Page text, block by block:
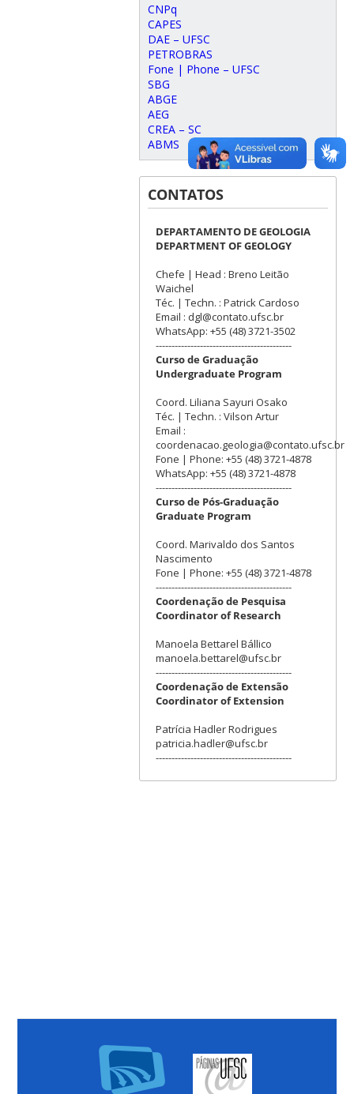
CNPq
CAPES
DAE – UFSC
PETROBRAS
Fone | Phone – UFSC
SBG
ABGE
AEG
CREA – SC
ABMS
CONTATOS
DEPARTAMENTO DE GEOLOGIA
DEPARTMENT OF GEOLOGY
Chefe | Head : Breno Leitão
Waichel
Téc. | Techn. : Patrick Cardoso
Email : dgl@contato.ufsc.br
WhatsApp: +55 (48) 3721-3502
-------------------------------------------
Curso de Graduação
Undergraduate Program
Coord. Liliana Sayuri Osako
Téc. | Techn. : Vilson Artur
Email :
coordenacao.geologia@contato.ufsc.br
Fone | Phone: +55 (48) 3721-4878
WhatsApp: +55 (48) 3721-4878
-------------------------------------------
Curso de Pós-Graduação
Graduate Program
Coord. Marivaldo dos Santos
Nascimento
Fone | Phone: +55 (48) 3721-4878
-------------------------------------------
Coordenação de Pesquisa
Coordinator of Research
Manoela Bettarel Bállico
manoela.bettarel@ufsc.br
-------------------------------------------
Coordenação de Extensão
Coordinator of Extension
Patrícia Hadler Rodrigues
patricia.hadler@ufsc.br
-------------------------------------------